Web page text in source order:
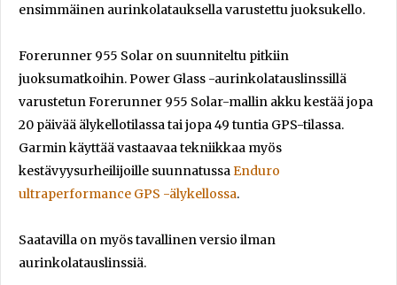
ensimmäinen aurinkolatauksella varustettu juoksukello.
Forerunner 955 Solar on suunniteltu pitkiin
juoksumatkoihin. Power Glass -aurinkolatauslinssillä
varustetun Forerunner 955 Solar-mallin akku kestää jopa
20 päivää älykello­tilassa tai jopa 49 tuntia GPS-tilassa.
Garmin käyttää vastaavaa tekniikkaa myös
kestävyysurheilijoille suunnatussaEnduro
ultraperformance GPS -älykellossa.
Saatavilla on myös tavallinen versio ilman
aurinkolatauslinssiä.